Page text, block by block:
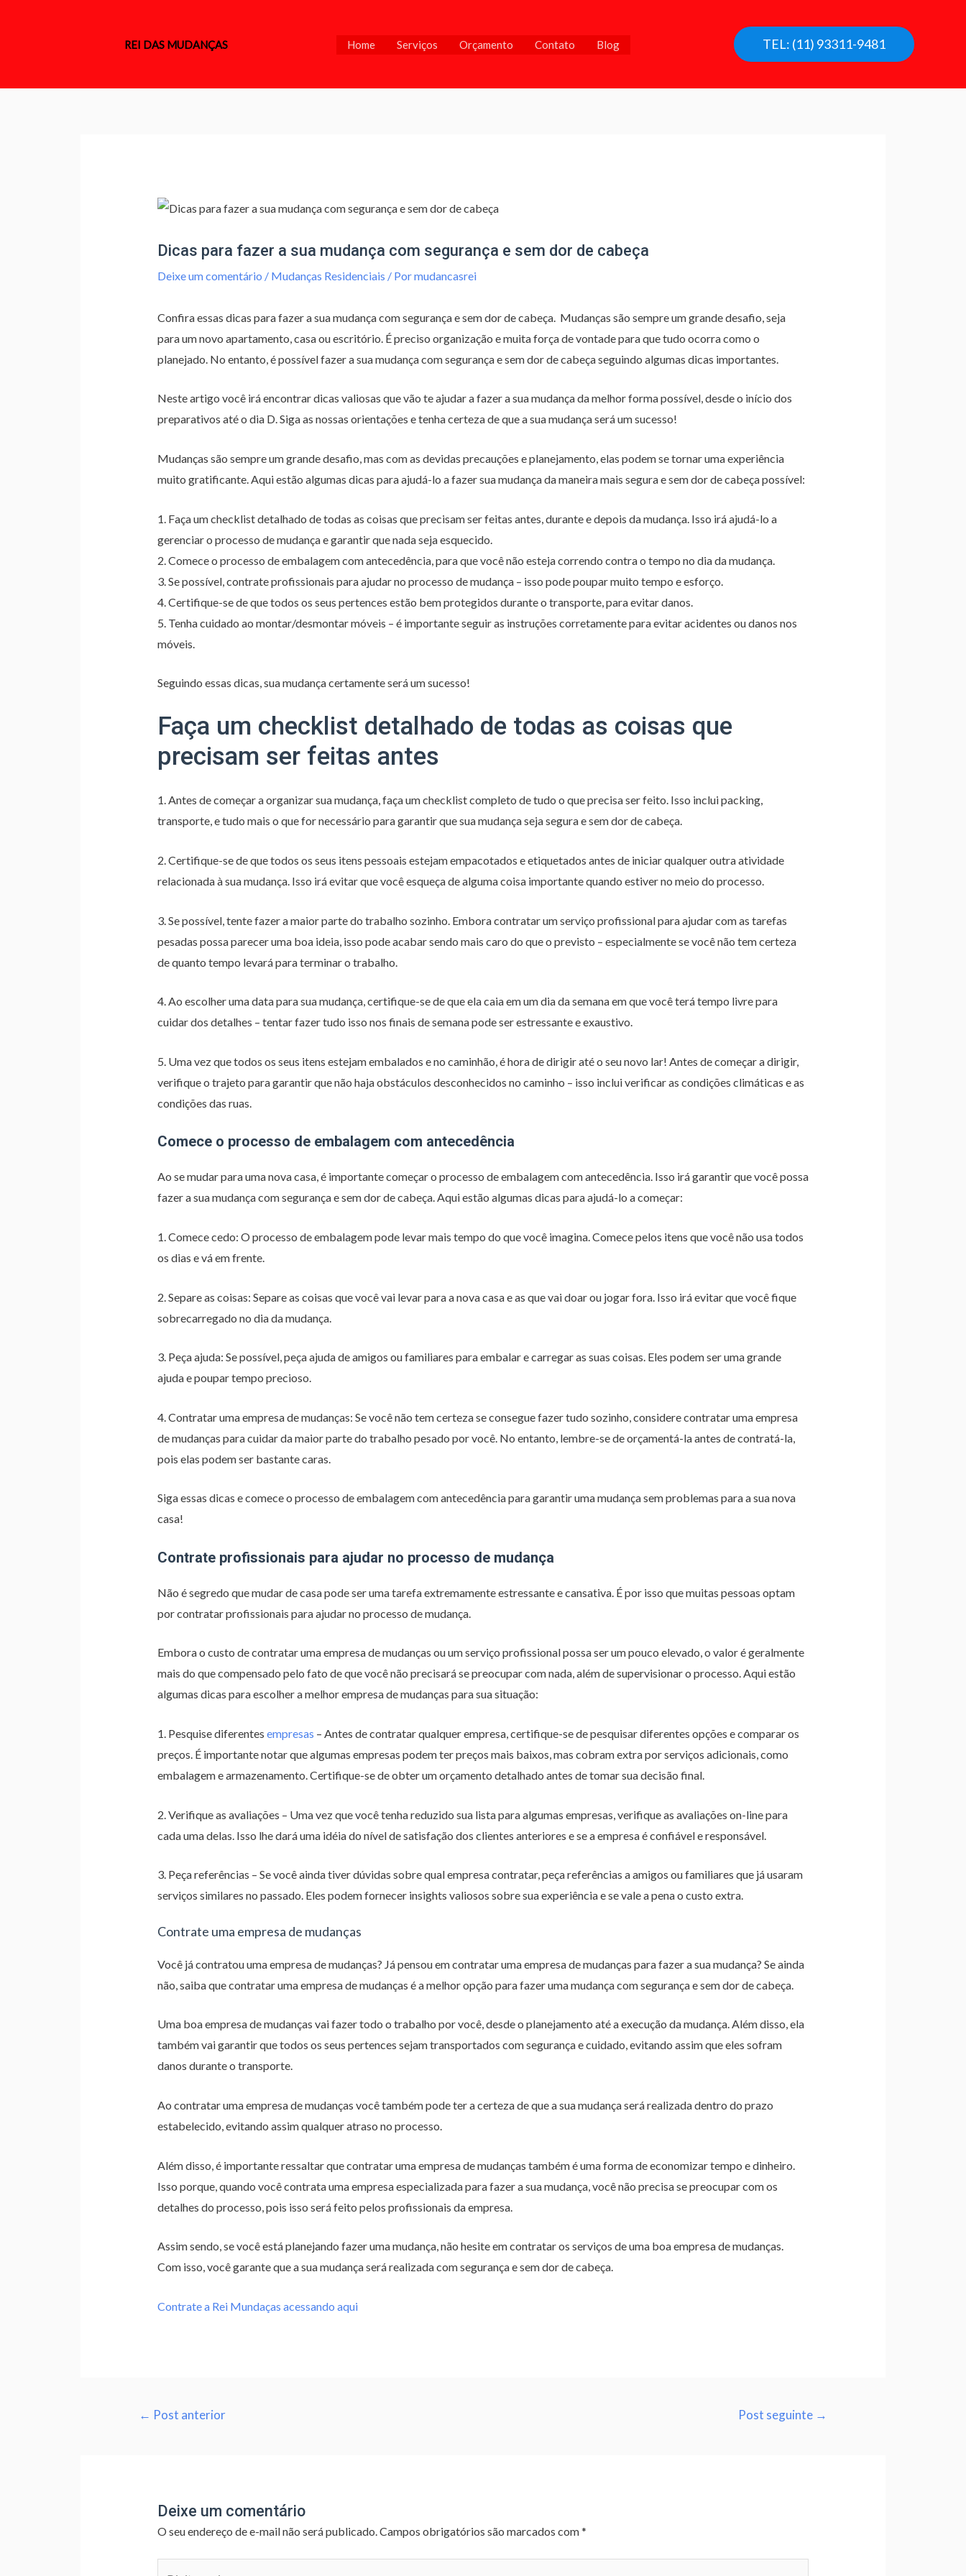
REI DAS MUDANÇAS Home Serviços Orçamento Contato Blog TEL: (11) 93311-9481
Dicas para fazer a sua mudança com segurança e sem dor de cabeça
Deixe um comentário / Mudanças Residenciais / Pormudancasrei
Confira essas dicas para fazer a sua mudança com segurança e sem dor de cabeça. Mudanças são sempre um grande desafio, seja
para um novo apartamento, casa ou escritório. É preciso organização e muita força de vontade para que tudo ocorra como o
planejado. No entanto, é possível fazer a sua mudança com segurança e sem dor de cabeça seguindo algumas dicas importantes.
Neste artigo você irá encontrar dicas valiosas que vão te ajudar a fazer a sua mudança da melhor forma possível, desde o início dos
preparativos até o dia D. Siga as nossas orientações e tenha certeza de que a sua mudança será um sucesso!
Mudanças são sempre um grande desafio, mas com as devidas precauções e planejamento, elas podem se tornar uma experiência
muito gratificante. Aqui estão algumas dicas para ajudá-lo a fazer sua mudança da maneira mais segura e sem dor de cabeça possível:
1. Faça um checklist detalhado de todas as coisas que precisam ser feitas antes, durante e depois da mudança. Isso irá ajudá-lo a
gerenciar o processo de mudança e garantir que nada seja esquecido.
2. Comece o processo de embalagem com antecedência, para que você não esteja correndo contra o tempo no dia da mudança.
3. Se possível, contrate profissionais para ajudar no processo de mudança – isso pode poupar muito tempo e esforço.
4. Certifique-se de que todos os seus pertences estão bem protegidos durante o transporte, para evitar danos.
5. Tenha cuidado ao montar/desmontar móveis – é importante seguir as instruções corretamente para evitar acidentes ou danos nos
móveis.
Seguindo essas dicas, sua mudança certamente será um sucesso!
Faça um checklist detalhado de todas as coisas que
precisam ser feitas antes
1. Antes de começar a organizar sua mudança, faça um checklist completo de tudo o que precisa ser feito. Isso inclui packing,
transporte, e tudo mais o que for necessário para garantir que sua mudança seja segura e sem dor de cabeça.
2. Certifique-se de que todos os seus itens pessoais estejam empacotados e etiquetados antes de iniciar qualquer outra atividade
relacionada à sua mudança. Isso irá evitar que você esqueça de alguma coisa importante quando estiver no meio do processo.
3. Se possível, tente fazer a maior parte do trabalho sozinho. Embora contratar um serviço profissional para ajudar com as tarefas
pesadas possa parecer uma boa ideia, isso pode acabar sendo mais caro do que o previsto – especialmente se você não tem certeza
de quanto tempo levará para terminar o trabalho.
4. Ao escolher uma data para sua mudança, certifique-se de que ela caia em um dia da semana em que você terá tempo livre para
cuidar dos detalhes – tentar fazer tudo isso nos finais de semana pode ser estressante e exaustivo.
5. Uma vez que todos os seus itens estejam embalados e no caminhão, é hora de dirigir até o seu novo lar! Antes de começar a dirigir,
verifique o trajeto para garantir que não haja obstáculos desconhecidos no caminho – isso inclui verificar as condições climáticas e as
condições das ruas.
Comece o processo de embalagem com antecedência
Ao se mudar para uma nova casa, é importante começar o processo de embalagem com antecedência. Isso irá garantir que você possa
fazer a sua mudança com segurança e sem dor de cabeça. Aqui estão algumas dicas para ajudá-lo a começar:
1. Comece cedo: O processo de embalagem pode levar mais tempo do que você imagina. Comece pelos itens que você não usa todos
os dias e vá em frente.
2. Separe as coisas: Separe as coisas que você vai levar para a nova casa e as que vai doar ou jogar fora. Isso irá evitar que você fique
sobrecarregado no dia da mudança.
3. Peça ajuda: Se possível, peça ajuda de amigos ou familiares para embalar e carregar as suas coisas. Eles podem ser uma grande
ajuda e poupar tempo precioso.
4. Contratar uma empresa de mudanças: Se você não tem certeza se consegue fazer tudo sozinho, considere contratar uma empresa
de mudanças para cuidar da maior parte do trabalho pesado por você. No entanto, lembre-se de orçamentá-la antes de contratá-la,
pois elas podem ser bastante caras.
Siga essas dicas e comece o processo de embalagem com antecedência para garantir uma mudança sem problemas para a sua nova
casa!
Contrate profissionais para ajudar no processo de mudança
Não é segredo que mudar de casa pode ser uma tarefa extremamente estressante e cansativa. É por isso que muitas pessoas optam
por contratar profissionais para ajudar no processo de mudança.
Embora o custo de contratar uma empresa de mudanças ou um serviço profissional possa ser um pouco elevado, o valor é geralmente
mais do que compensado pelo fato de que você não precisará se preocupar com nada, além de supervisionar o processo. Aqui estão
algumas dicas para escolher a melhor empresa de mudanças para sua situação:
1. Pesquise diferentes empresas – Antes de contratar qualquer empresa, certifique-se de pesquisar diferentes opções e comparar os
preços. É importante notar que algumas empresas podem ter preços mais baixos, mas cobram extra por serviços adicionais, como
embalagem e armazenamento. Certifique-se de obter um orçamento detalhado antes de tomar sua decisão final.
2. Verifique as avaliações – Uma vez que você tenha reduzido sua lista para algumas empresas, verifique as avaliações on-line para
cada uma delas. Isso lhe dará uma idéia do nível de satisfação dos clientes anteriores e se a empresa é confiável e responsável.
3. Peça referências – Se você ainda tiver dúvidas sobre qual empresa contratar, peça referências a amigos ou familiares que já usaram
serviços similares no passado. Eles podem fornecer insights valiosos sobre sua experiência e se vale a pena o custo extra.
Contrate uma empresa de mudanças
Você já contratou uma empresa de mudanças? Já pensou em contratar uma empresa de mudanças para fazer a sua mudança? Se ainda
não, saiba que contratar uma empresa de mudanças é a melhor opção para fazer uma mudança com segurança e sem dor de cabeça.
Uma boa empresa de mudanças vai fazer todo o trabalho por você, desde o planejamento até a execução da mudança. Além disso, ela
também vai garantir que todos os seus pertences sejam transportados com segurança e cuidado, evitando assim que eles sofram
danos durante o transporte.
Ao contratar uma empresa de mudanças você também pode ter a certeza de que a sua mudança será realizada dentro do prazo
estabelecido, evitando assim qualquer atraso no processo.
Além disso, é importante ressaltar que contratar uma empresa de mudanças também é uma forma de economizar tempo e dinheiro.
Isso porque, quando você contrata uma empresa especializada para fazer a sua mudança, você não precisa se preocupar com os
detalhes do processo, pois isso será feito pelos profissionais da empresa.
Assim sendo, se você está planejando fazer uma mudança, não hesite em contratar os serviços de uma boa empresa de mudanças.
Com isso, você garante que a sua mudança será realizada com segurança e sem dor de cabeça.
Contrate a Rei Mundaças acessando aqui
← Post anterior Post seguinte →
Deixe um comentário
O seu endereço de e-mail não será publicado.Campos obrigatórios são marcados com*